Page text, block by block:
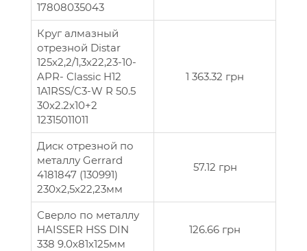
17808035043
Круг алмазный
отрезной Distar
125х2,2/1,3х22,23-10-
APR- Classic H12
1A1RSS/C3-W R 50.5
30x2.2x10+2
12315011011
1 363.32 грн
Диск отрезной по
металлу Gerrard
4181847 (130991)
230х2,5х22,23мм
57.12 грн
Сверло по металлу
HAISSER HSS DIN
338 9.0х81х125мм
126.66 грн